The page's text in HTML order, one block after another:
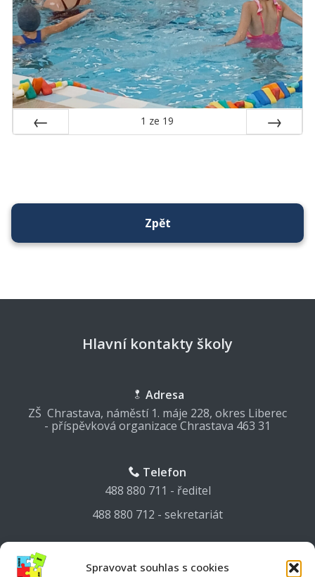
Spravovat souhlas s cookies
1 ze 19
Zpět
Hlavní kontakty školy
Adresa
ZŠ Chrastava, náměstí 1. máje 228, okres Liberec
- příspěvková organizace Chrastava 463 31
Telefon
488 880 711 - ředitel
488 880 712 - sekretariát
Mail